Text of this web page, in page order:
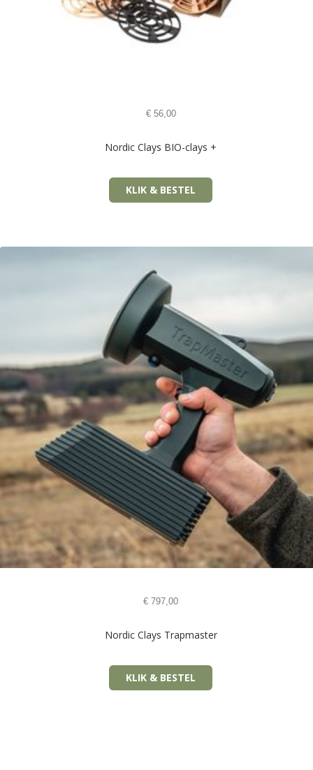
€56,00
Nordic Clays BIO-clays +
KLIK & BESTEL
€ 797,00
Nordic Clays Trapmaster
KLIK & BESTEL